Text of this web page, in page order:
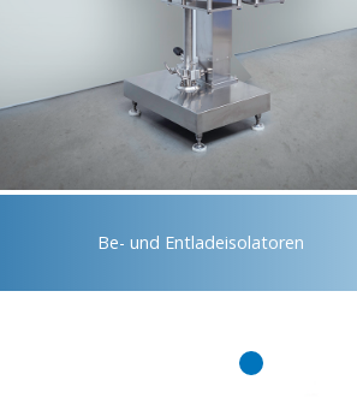
Be- und Entladeisolatoren